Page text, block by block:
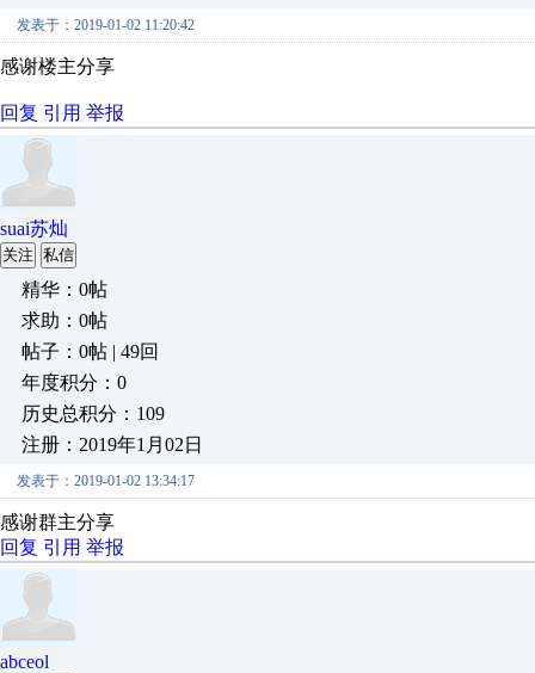
发表于：2019-01-02 11:20:42
感谢楼主分享
回复 引用 举报
suai苏灿
关注 私信
精华：0帖
求助：0帖
帖子：0帖 | 49回
年度积分：0
历史总积分：109
注册：2019年1月02日
发表于：2019-01-02 13:34:17
感谢群主分享
回复 引用 举报
abceol